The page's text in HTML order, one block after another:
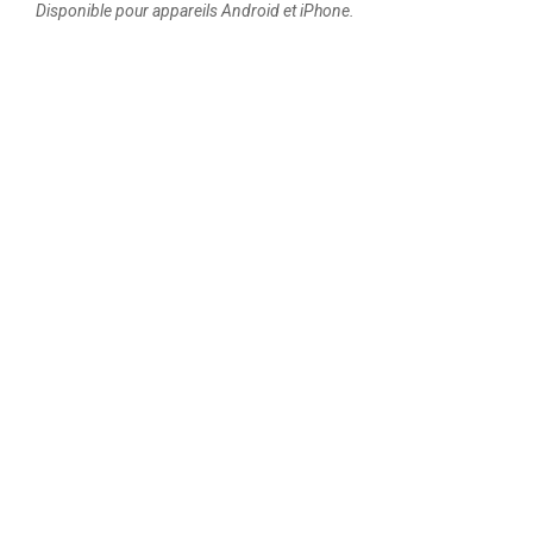
Disponible pour appareils Android et iPhone.